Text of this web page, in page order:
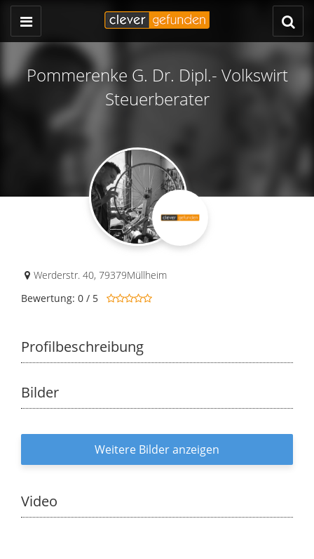
Pommerenke G. Dr. Dipl.- Volkswirt
Steuerberater
Werderstr. 40, 79379Müllheim
Bewertung: 0 / 5
Profilbeschreibung
Bilder
Weitere Bilder anzeigen
Video